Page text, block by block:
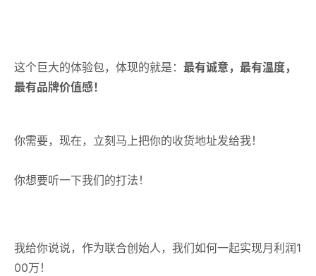
这个巨大的体验包，体现的就是： 最有诚意，最有温度，
最有品牌价值感！
你需要，现在，立刻马上把你的收货地址发给我！
你想要听一下我们的打法！
我给你说说，作为联合创始人，我们如何一起实现月利润1
00万！